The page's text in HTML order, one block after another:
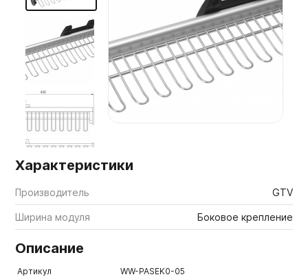
Характеристики
Производитель GTV
Ширина модуля Боковое крепление
Описание
Артикул
WW-PASEK0-05